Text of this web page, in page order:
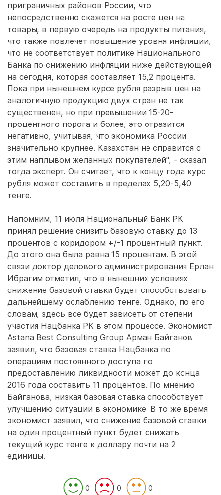
приграничных районов России, что
непосредственно скажется на росте цен на
товары, в первую очередь на продукты питания,
что также повлечет повышение уровня инфляции,
что не соответствует политике Национального
Банка по снижению инфляции ниже действующей
на сегодня, которая составляет 15,2 процента.
Пока при нынешнем курсе рубля разрыв цен на
аналогичную продукцию двух стран не так
существенен, но при превышении 15-20-
процентного порога и более, это отразится
негативно, учитывая, что экономика России
значительно крупнее. Казахстан не справится с
этим наплывом желанных покупателей", - сказал
тогда эксперт. Он считает, что к концу года курс
рубля может составить в пределах 5,20-5,40
тенге.
Напомним, 11 июля Национальный Банк РК
принял решение снизить базовую ставку до 13
процентов с коридором +/-1 процентный пункт.
До этого она была равна 15 процентам. В этой
связи доктор делового администрирования Ерлан
Ибрагим отметил, что в нынешних условиях
снижение базовой ставки будет способствовать
дальнейшему ослаблению тенге. Однако, по его
словам, здесь все будет зависеть от степени
участия Нацбанка РК в этом процессе. Экономист
Astana Best Consulting Group Арман Байганов
заявил, что базовая ставка Нацбанка по
операциям постоянного доступа по
предоставлению ликвидности может до конца
2016 года составить 11 процентов. По мнению
Байганова, низкая базовая ставка способствует
улучшению ситуации в экономике. В то же время
экономист заявил, что снижение базовой ставки
на один процентный пункт будет снижать
текущий курс тенге к доллару почти на 2
единицы.
0 0 0